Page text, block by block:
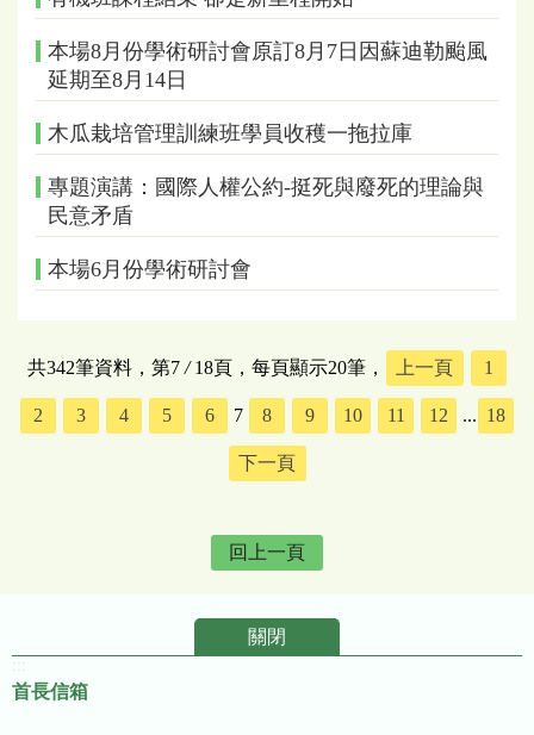
本場8月份學術研討會原訂8月7日因蘇迪勒颱風
延期至8月14日
木瓜栽培管理訓練班學員收穫一拖拉庫
專題演講：國際人權公約-挺死與廢死的理論與
民意矛盾
本場6月份學術研討會
共342筆資料，第7/18頁，每頁顯示20筆， 上一頁 1
2 3 4 5 6 7 8 9 10 11 12 ... 18
下一頁
回上一頁
關閉
首長信箱